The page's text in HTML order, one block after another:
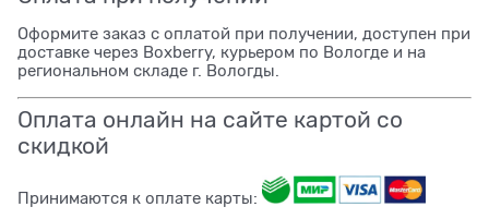
Оформите заказ с оплатой при получении, доступен при
доставке через Boxberry, курьером по Вологде и на
региональном складе г. Вологды.
Оплата онлайн на сайте картой со
скидкой
Принимаются к оплате карты: